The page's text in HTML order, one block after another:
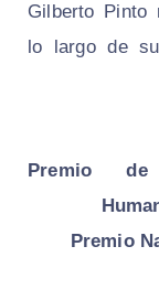
Gilberto Pinto
lo largo de
Premio
Premio